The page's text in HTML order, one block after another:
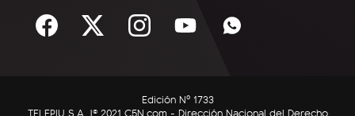
Sociedad
C5N Autos
Términos y condiciones
Edición Nº 1733
TELEPIU S.A. |© 2021 C5N.com - Dirección Nacional del Derecho